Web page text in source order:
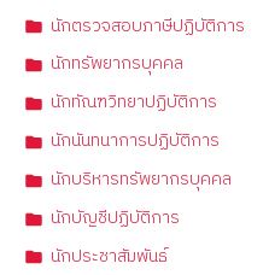
นักตรวจสอบภาษีปฏิบัติการ
นักทรัพยากรบุคคล
นักทัณฑวิทยาปฏิบัติการ
นักนันทนาการปฏิบัติการ
นักบริหารทรัพยากรบุคคล
นักบัญชีปฏิบัติการ
นักประชาสัมพันธ์